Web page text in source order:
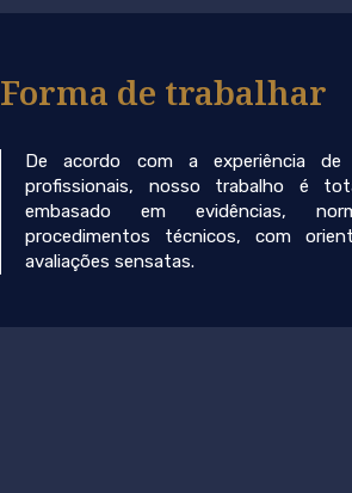
Forma de trabalhar
De acordo com a experiência de
profissionais, nosso trabalho é
embasado em evidências,
procedimentos técnicos, com
avaliações sensatas.